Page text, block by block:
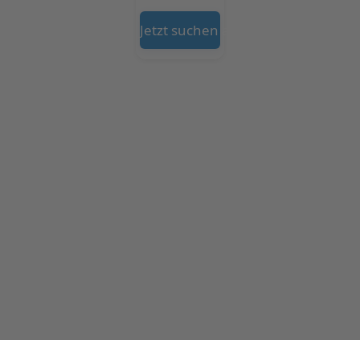
Jetzt suchen auf Booking.com